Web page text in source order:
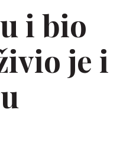
i bio
je i